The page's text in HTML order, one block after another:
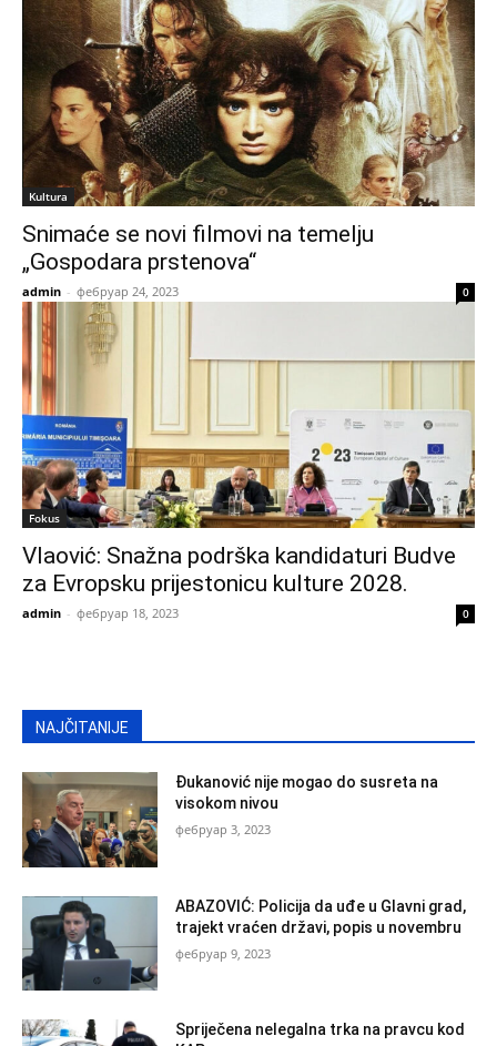
Kultura
Snimaće se novi filmovi na temelju
„Gospodara prstenova“
admin - фебруар 24, 2023 0
Fokus
Vlaović: Snažna podrška kandidaturi Budve
za Evropsku prijestonicu kulture 2028.
admin - фебруар 18, 2023 0
NAJČITANIJE
Đukanović nije mogao do susreta na
visokom nivou
фебруар 3, 2023
ABAZOVIĆ: Policija da uđe u Glavni grad,
trajekt vraćen državi, popis u novembru
фебруар 9, 2023
Spriječena nelegalna trka na pravcu kod